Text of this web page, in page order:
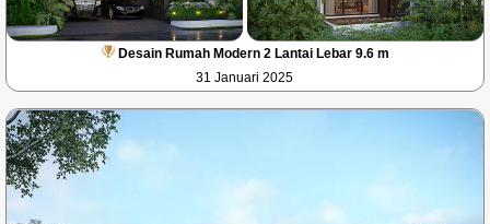
Desain Rumah Modern 2 Lantai Lebar 9.6 m
31 Januari 2025